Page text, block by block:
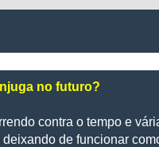
no futuro?
contra o tempo e
de funcionar